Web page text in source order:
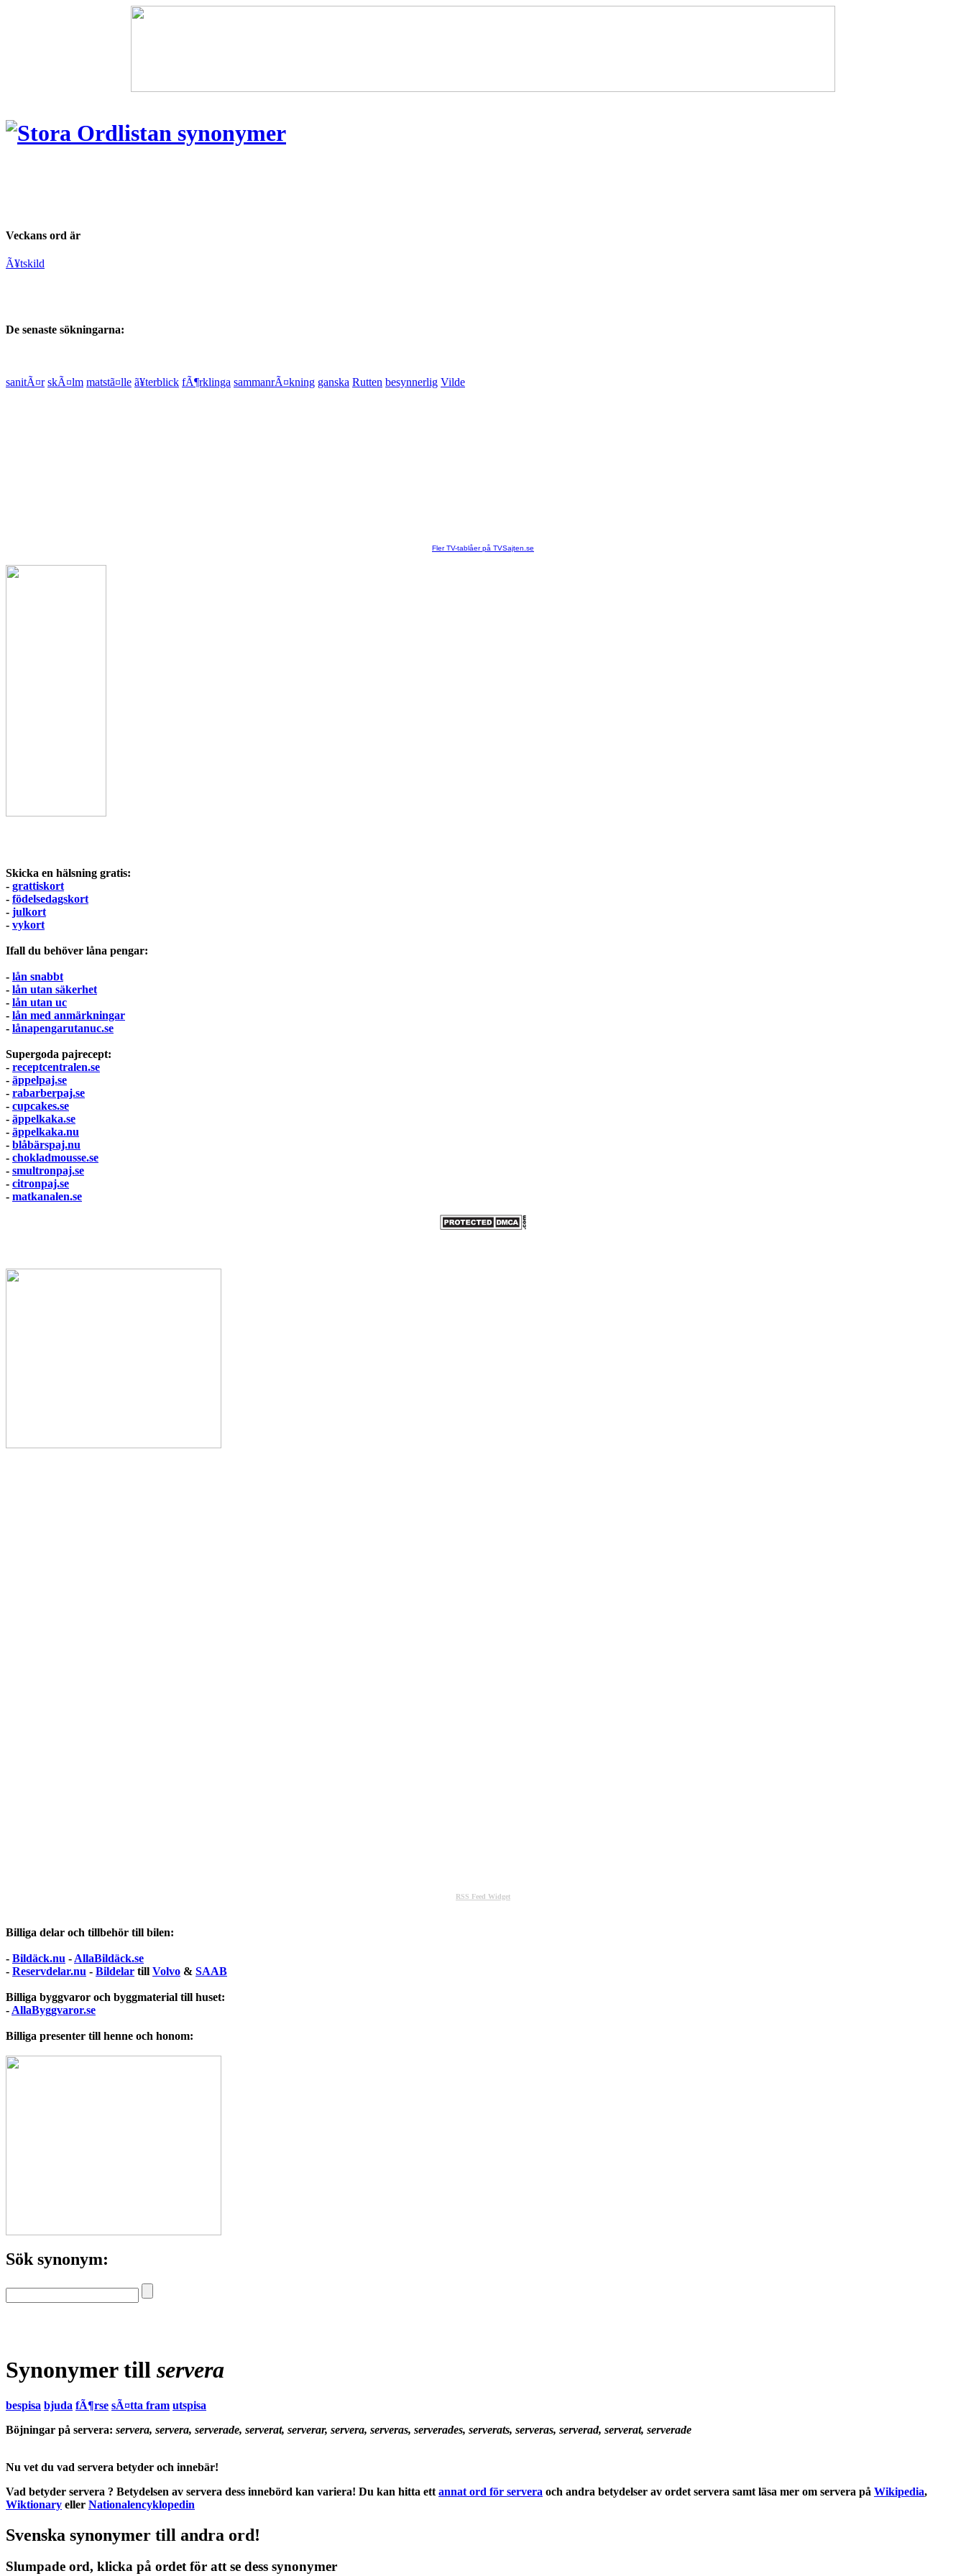
Veckans ord är
Ã¥tskild
De senaste sökningarna:
sanitÃ¤r skÃ¤lm matstã¤lle ã¥terblick fÃ¶rklinga sammanrÃ¤kning ganska Rutten besynnerlig Vilde
Fler TV-tablåer på TVSajten.se
Skicka en hälsning gratis:
- grattiskort
- födelsedagskort
- julkort
- vykort
Ifall du behöver låna pengar:
- lån snabbt
- lån utan säkerhet
- lån utan uc
- lån med anmärkningar
- lånapengarutanuc.se
Supergoda pajrecept:
- receptcentralen.se
- äppelpaj.se
- rabarberpaj.se
- cupcakes.se
- äppelkaka.se
- äppelkaka.nu
- blåbärspaj.nu
- chokladmousse.se
- smultronpaj.se
- citronpaj.se
- matkanalen.se
RSS Feed Widget
Billiga delar och tillbehör till bilen:
- Bildäck.nu - AllaBildäck.se
- Reservdelar.nu - Bildelar till Volvo & SAAB
Billiga byggvaror och byggmaterial till huset:
- AllaByggvaror.se
Billiga presenter till henne och honom:
Sök synonym:
Synonymer till servera
bespisa bjuda fÃ¶rse sÃ¤tta fram utspisa
Böjningar på servera: servera, servera, serverade, serverat, serverar, servera, serveras, serverades, serverats, serveras, serverad, serverat, serverade
Nu vet du vad servera betyder och innebär!
Vad betyder servera ? Betydelsen av servera dess innebörd kan variera! Du kan hitta ett annat ord för servera och andra betydelser av ordet servera samt läsa mer om servera på Wikipedia,
Wiktionary eller Nationalencyklopedin
Svenska synonymer till andra ord!
Slumpade ord, klicka på ordet för att se dess synonymer